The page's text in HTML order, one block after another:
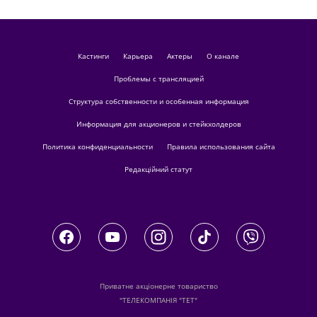
кастинги Карьера актеры О канале
Проблемы с трансляцией
Структура собственности и особенная информация
Информация для акционеров и стейкхолдеров
Политика конфиденциальности Правила использования сайта
Редакційний статут
Приватне акціонерне товариство
"ТЕЛЕКОМПАНІЯ "ТЕТ"